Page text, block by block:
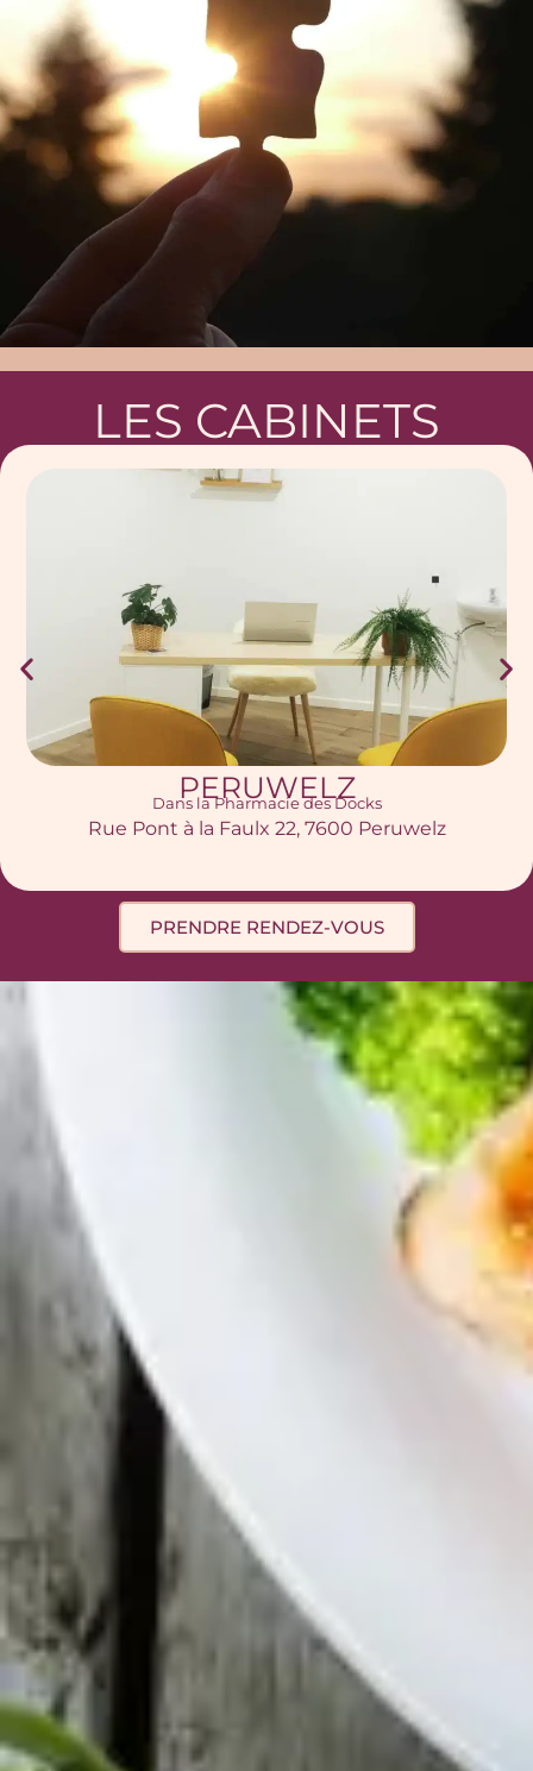
LES CABINETS
PERUWELZ
Dans la Pharmacie des Docks
Rue Pont à la Faulx 22, 7600 Peruwelz
PRENDRE RENDEZ-VOUS